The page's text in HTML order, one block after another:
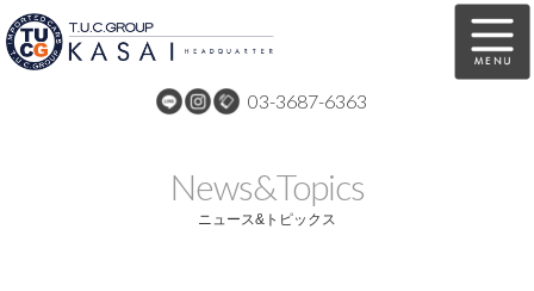
03-3687-6363
News&Topics
ニュース&トピックス